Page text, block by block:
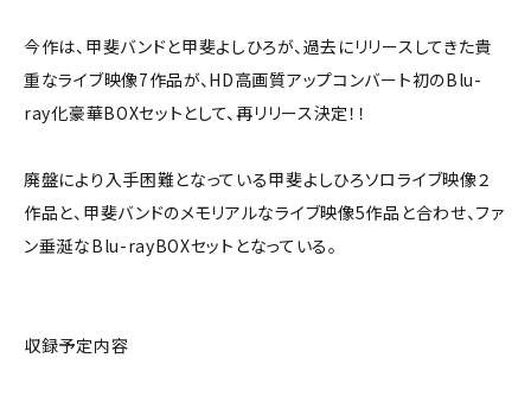
今作は、甲斐バンドと甲斐よしひろが、過去にリリースしてきた貴
重なライブ映像7作品が、HD高画質アップコンバート初のBlu-
ray化豪華BOXセットとして、再リリース決定！！
廃盤により入手困難となっている甲斐よしひろソロライブ映像２
作品と、甲斐バンドのメモリアルなライブ映像5作品と合わせ、ファ
ン垂涎なBlu-rayBOXセットとなっている。
収録予定内容